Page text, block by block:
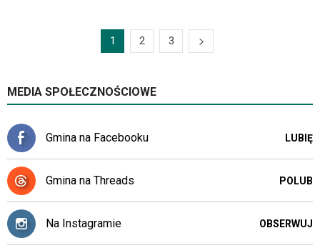
1 2 3
MEDIA SPOŁECZNOŚCIOWE
Gmina na Facebooku LUBIĘ
Gmina na Threads POLUB
Na Instagramie OBSERWUJ